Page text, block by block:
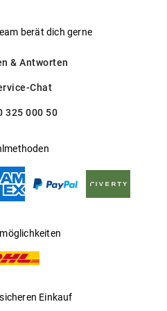
schädliche Keime und
berät dich gerne
& Antworten
Chat
325 000 50
Einkauf